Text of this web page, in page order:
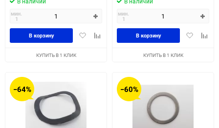
мин.
1
ДобавитьДобавить
В корзину
КУПИТЬ В 1 КЛИК
мин.
1
Добавить
В корзину
КУПИТЬ В 1 КЛИК
−64% −60%